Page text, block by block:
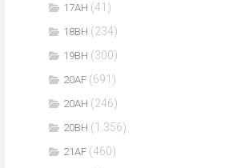
17AH (41)
18BH (234)
19BH (300)
20AF (691)
20AH (246)
20BH (1.356)
21AF (460)